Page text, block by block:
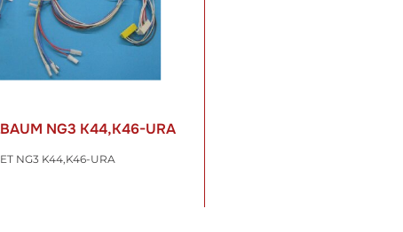
NG3 K44,K46-URA
NG3 K44,K46-URA